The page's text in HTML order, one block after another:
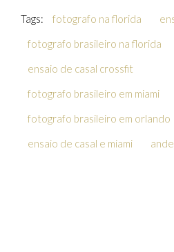
Tags: fotografo na florida
fotografo brasileiro na florida
ensaio de casal crossfit
fotografo brasileiro em miami
fotografo brasileiro em orlando
ensaio de casal e miami